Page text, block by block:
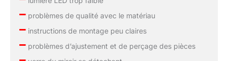
–problèmes de qualité avec le matériau
–instructions de montage peu claires
–problèmes d’ajustement et de perçage des pièces